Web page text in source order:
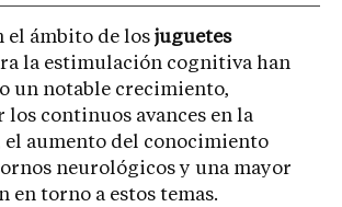
el ámbito de los juguetes
la estimulación cognitiva han
un notable crecimiento,
los continuos avances en la
aumento del conocimiento
neurológicos y una mayor
en torno a estos temas.